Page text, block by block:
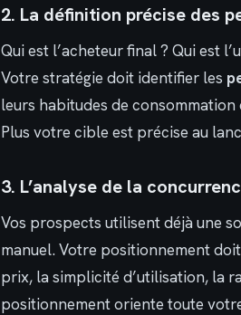
2. La définition précise des
Qui est l’acheteur final ? Qui est
Votre stratégie doit identifier les
leurs habitudes de
Plus votre cible est précise au
3. L’analyse de la
Vos prospects utilisent déjà une
manuel. Votre positionnement
prix, la simplicité d’utilisation, la
positionnement oriente toute